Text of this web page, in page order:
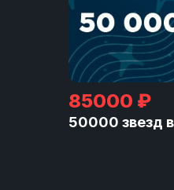
85000 ₽
50000 звезд